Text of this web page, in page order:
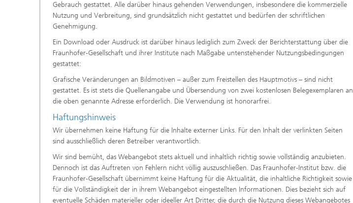
Gebrauch gestattet. Alle darüber hinaus gehenden Verwendungen, insbesondere die kommerzielle
Nutzung und Verbreitung, sind grundsätzlich nicht gestattet und bedürfen der schriftlichen
Genehmigung.
Ein Download oder Ausdruck ist darüber hinaus lediglich zum Zweck der Berichterstattung über die
Fraunhofer-Gesellschaft und ihrer Institute nach Maßgabe untenstehender Nutzungsbedingungen
gestattet:
Grafische Veränderungen an Bildmotiven – außer zum Freistellen des Hauptmotivs – sind nicht
gestattet. Es ist stets die Quellenangabe und Übersendung von zwei kostenlosen Belegexemplaren an
die oben genannte Adresse erforderlich. Die Verwendung ist honorarfrei.
Haftungshinweis
Wir übernehmen keine Haftung für die Inhalte externer Links. Für den Inhalt der verlinkten Seiten
sind ausschließlich deren Betreiber verantwortlich.
Wir sind bemüht, das Webangebot stets aktuell und inhaltlich richtig sowie vollständig anzubieten.
Dennoch ist das Auftreten von Fehlern nicht völlig auszuschließen. Das Fraunhofer-Institut bzw. die
Fraunhofer-Gesellschaft übernimmt keine Haftung für die Aktualität, die inhaltliche Richtigkeit sowie
für die Vollständigkeit der in ihrem Webangebot eingestellten Informationen. Dies bezieht sich auf
eventuelle Schäden materieller oder ideeller Art Dritter, die durch die Nutzung dieses Webangebotes